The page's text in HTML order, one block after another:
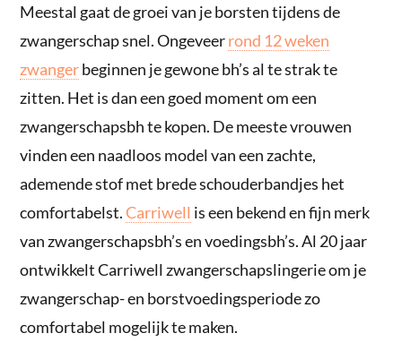
Meestal gaat de groei van je borsten tijdens de
zwangerschap snel. Ongeveerrond 12 weken
zwangerbeginnen je gewone bh’s al te strak te
zitten. Het is dan een goed moment om een
zwangerschapsbh te kopen. De meeste vrouwen
vinden een naadloos model van een zachte,
ademende stof met brede schouderbandjes het
comfortabelst.Carriwell is een bekend en fijn merk
van zwangerschapsbh’s en voedingsbh’s. Al 20 jaar
ontwikkelt Carriwell zwangerschapslingerie om je
zwangerschap- en borstvoedingsperiode zo
comfortabel mogelijk te maken.